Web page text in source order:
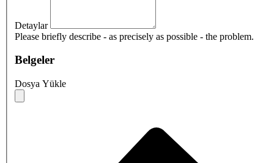
Detaylar
Please briefly describe - as precisely as possible - the problem.
Belgeler
Dosya Yükle